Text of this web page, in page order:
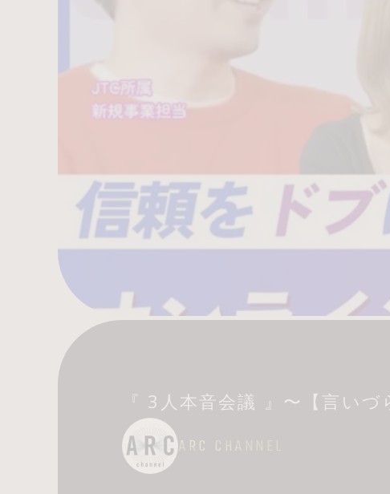
インタビュータイトル:『 3人本音会議 』〜【言いづら
『 3人本音会議 』〜【言い
ARC CHANNEL